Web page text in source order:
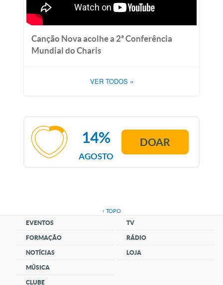
Canção Nova acolhe a 2ª Conferência
Mundial do Charis
VER TODOS »
AGOSTO
14% DOAR
↑ TOPO
EVENTOS
FORMAÇÃO
NOTÍCIAS
MÚSICA
CLUBE
TV
RÁDIO
LOJA